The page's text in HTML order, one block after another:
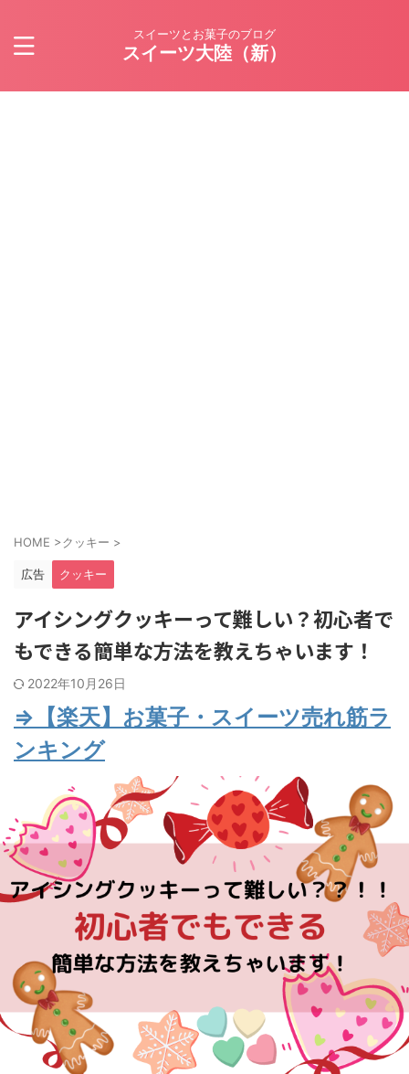
スイーツとお菓子のブログ
スイーツ大陸（新）
HOME >クッキー >
広告 クッキー
アイシングクッキーって難しい？初心者で
もできる簡単な方法を教えちゃいます！
2022年10月26日
⇒【楽天】お菓子・スイーツ売れ筋ラ
ンキング